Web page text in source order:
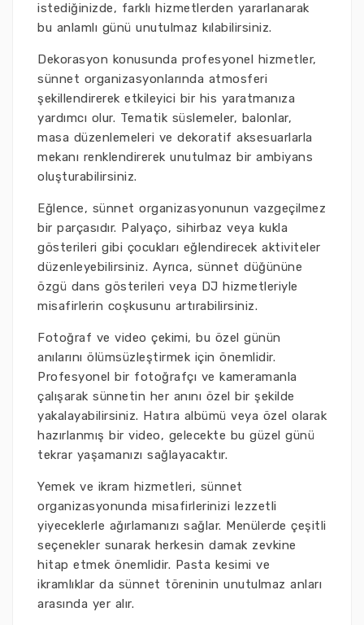
istediğinizde, farklı hizmetlerden yararlanarak
bu anlamlı günü unutulmaz kılabilirsiniz.
Dekorasyon konusunda profesyonel hizmetler,
sünnet organizasyonlarında atmosferi
şekillendirerek etkileyici bir his yaratmanıza
yardımcı olur. Tematik süslemeler, balonlar,
masa düzenlemeleri ve dekoratif aksesuarlarla
mekanı renklendirerek unutulmaz bir ambiyans
oluşturabilirsiniz.
Eğlence, sünnet organizasyonunun vazgeçilmez
bir parçasıdır. Palyaço, sihirbaz veya kukla
gösterileri gibi çocukları eğlendirecek aktiviteler
düzenleyebilirsiniz. Ayrıca, sünnet düğününe
özgü dans gösterileri veya DJ hizmetleriyle
misafirlerin coşkusunu artırabilirsiniz.
Fotoğraf ve video çekimi, bu özel günün
anılarını ölümsüzleştirmek için önemlidir.
Profesyonel bir fotoğrafçı ve kameramanla
çalışarak sünnetin her anını özel bir şekilde
yakalayabilirsiniz. Hatıra albümü veya özel olarak
hazırlanmış bir video, gelecekte bu güzel günü
tekrar yaşamanızı sağlayacaktır.
Yemek ve ikram hizmetleri, sünnet
organizasyonunda misafirlerinizi lezzetli
yiyeceklerle ağırlamanızı sağlar. Menülerde çeşitli
seçenekler sunarak herkesin damak zevkine
hitap etmek önemlidir. Pasta kesimi ve
ikramlıklar da sünnet töreninin unutulmaz anları
arasında yer alır.